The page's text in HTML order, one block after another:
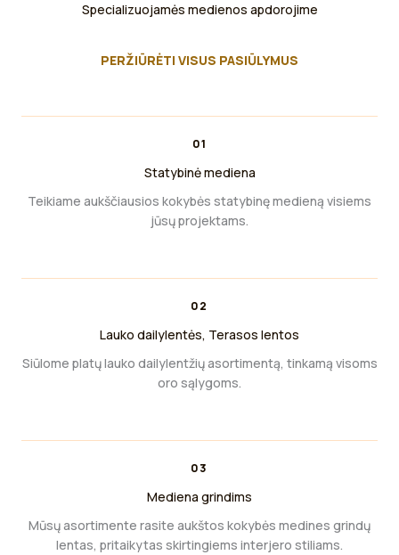
Specializuojamės medienos apdorojime
PERŽIŪRĖTI VISUS PASIŪLYMUS
01
Statybinė mediena
Teikiame aukščiausios kokybės statybinę medieną visiems
jūsų projektams.
02
Lauko dailylentės, Terasos lentos
Siūlome platų lauko dailylentžių asortimentą, tinkamą visoms
oro sąlygoms.
03
Mediena grindims
Mūsų asortimente rasite aukštos kokybės medines grindų
lentas, pritaikytas skirtingiems interjero stiliams.